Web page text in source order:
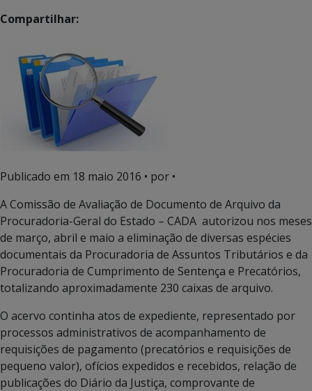
Compartilhar:
Publicado em 18 maio 2016 • por •
A Comissão de Avaliação de Documento de Arquivo da
Procuradoria-Geral do Estado – CADA autorizou nos meses
de março, abril e maio a eliminação de diversas espécies
documentais da Procuradoria de Assuntos Tributários e da
Procuradoria de Cumprimento de Sentença e Precatórios,
totalizando aproximadamente 230 caixas de arquivo.
O acervo continha atos de expediente, representado por
processos administrativos de acompanhamento de
requisições de pagamento (precatórios e requisições de
pequeno valor), ofícios expedidos e recebidos, relação de
publicações do Diário da Justiça, comprovante de